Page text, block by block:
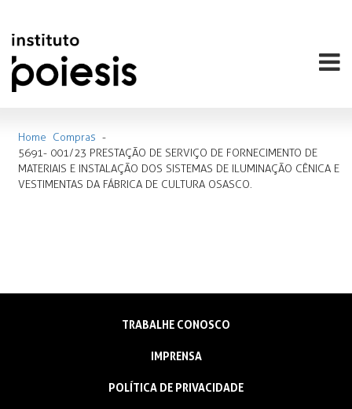
Home Compras -
5691- 001/23 PRESTAÇÃO DE SERVIÇO DE FORNECIMENTO DE
MATERIAIS E INSTALAÇÃO DOS SISTEMAS DE ILUMINAÇÃO CÊNICA E
VESTIMENTAS DA FÁBRICA DE CULTURA OSASCO.
TRABALHE CONOSCO
IMPRENSA
POLÍTICA DE PRIVACIDADE